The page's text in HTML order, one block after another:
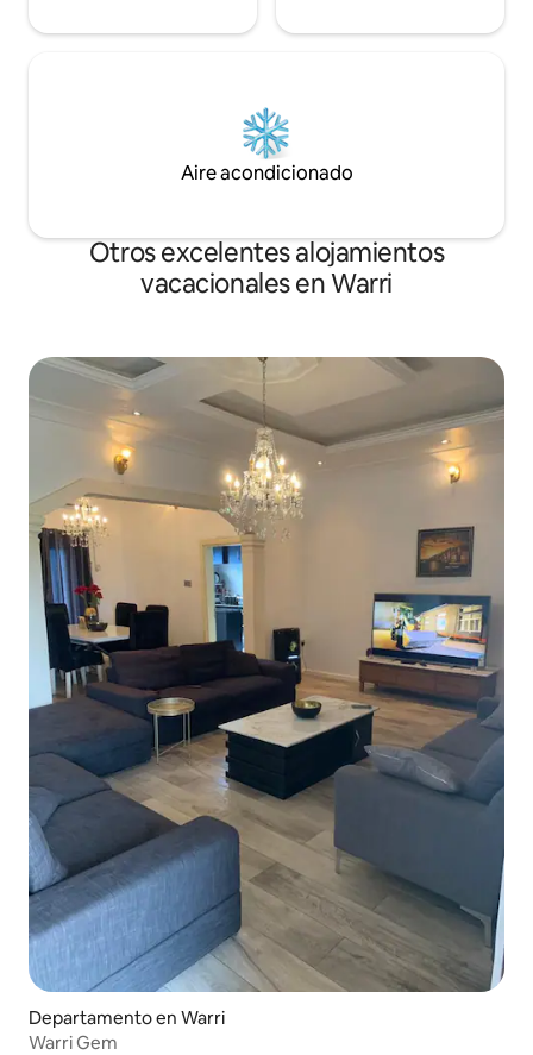
Aire acondicionado
Otros excelentes alojamientos
vacacionales en Warri
Departamento en Warri
Warri Gem